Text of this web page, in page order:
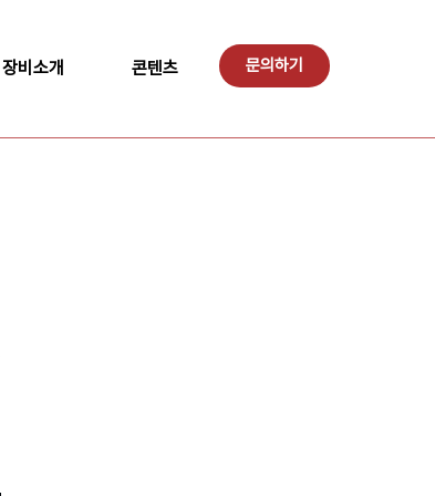
장비소개 콘텐츠 문의하기